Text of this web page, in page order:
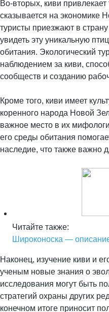
Во-вторых, киви
сказывается на экономике
туристы приезжают в
увидеть эту уникальную
обитания. Экологический
наблюдением за киви,
сообществ и созданию
Кроме того, киви имеет
коренного народа Новой
важное место в их
его среды обитания
наследие, что также важно
Читайте также:
Широконоска —
Наконец, изучение киви и
ученым новые знания о
исследования могут быть
стратегий охраны других
конечном итоге приносит